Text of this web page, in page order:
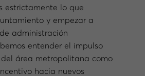
estrictamente lo que
y empezar a
administración
entender el impulso
del área metropolitana como
hacia nuevos